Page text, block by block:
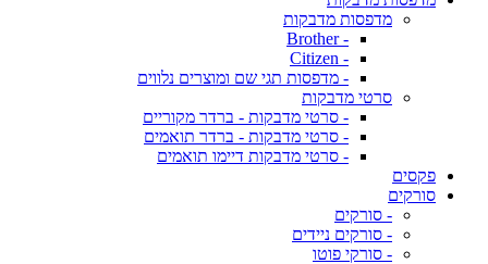
מדפסות מדבקות
- Brother
- Citizen
- מדפסות תגי שם ומוצרים נלווים
סרטי מדבקות
- סרטי מדבקות - ברדר מקוריים
- סרטי מדבקות - ברדר תואמים
- סרטי מדבקות דיימו תואמים
פקסים
סורקים
- סורקים
- סורקים ניידים
- סורקי פוטו